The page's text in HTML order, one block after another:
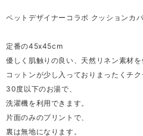
ペットデザイナーコラボ クッションカバ
定番の45x45cm
優しく肌触りの良い、天然リネン素材を
コットンが少し入っておりまったくチク
30度以下のお湯で、
洗濯機を利用できます。
片面のみのプリントで、
裏は無地になります。